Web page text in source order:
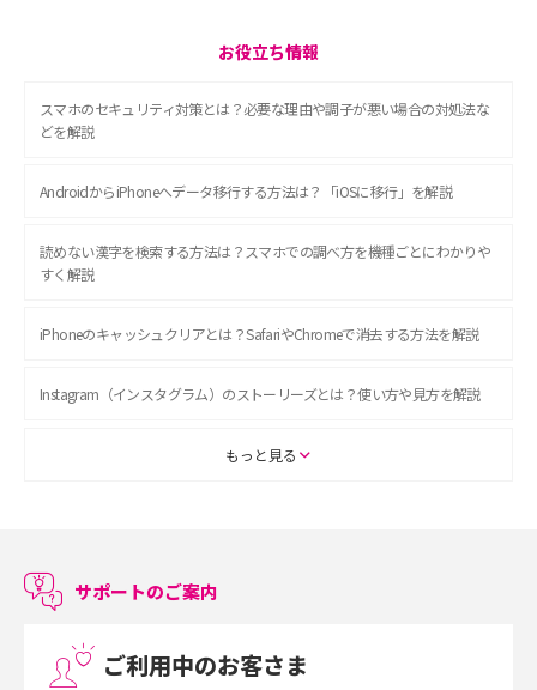
お役立ち情報
スマホのセキュリティ対策とは？必要な理由や調子が悪い場合の対処法な
どを解説
AndroidからiPhoneへデータ移行する方法は？「iOSに移行」を解説
読めない漢字を検索する方法は？スマホでの調べ方を機種ごとにわかりや
すく解説
iPhoneのキャッシュクリアとは？SafariやChromeで消去する方法を解説
Instagram（インスタグラム）のストーリーズとは？使い方や見方を解説
ASMRとは？初心者向けの代表ジャンルや楽しみ方を解説
LINEで友だちを削除する方法は？方法ごとの影響や復活・復元する方法も
プリペイドSIMとは？種類やメリット・デメリット、利用までの流れを解説
もっと見る
サポートのご案内
ご利用中のお客さま